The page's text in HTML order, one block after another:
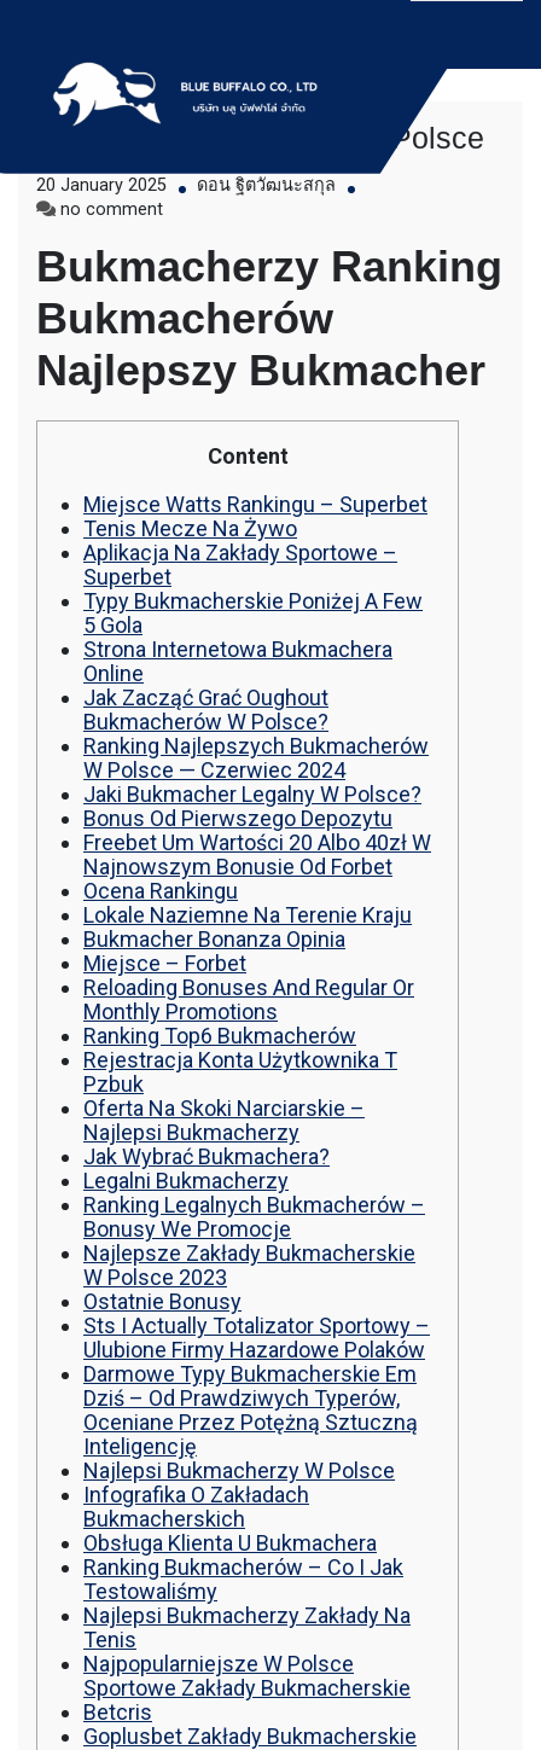
Bluebuffalo บลูบัฟฟา
โล่ ให้บริการเช่า
เครื่องจักร อย่างมือ
อาชีพ
บริการให้เช่าเครื่องจักร สำหรับใช้งานทั่วไป
โดยเครื่องจักรที่นำมาบริการเป็นเครื่องจักรรุ่น
ใหม่ ทันสมัย ทำงานรวดเร็ว ได้ผลงานที่คุ้มค่า
ถ่านหิน ตักกะลาปาร์ม ตักไม้สับ ตักวู๊ดชิป ตัก
แร่ ตักสินค้าต่างๆ ขนย้ายเครื่องจักร โดยรถ
เทลเลอร์ รถพื้นเรียบชานต่ำ (Low bed) ขนส่ง
สินค้า โดยรถพ่วงดั๊มพ์ จำหน่ายดิน หิน ทราย
รับเหมาถมที่ รถตัก CAT 950 รถตัก Komatsu
WA 380 WA 320 WA 200 รถตัก Hitachi ZW
120 แบ็คโฮ Kobelco SK 210 บูมยาว SK 200
ตักกะลาปาร์ม ตักไม้สับ ตักวู๊ดชิป ตักแร่ ตัก
สินค้าต่างๆ ขนย้ายเครื่องจักร โดยรถเทลเลอร์
รถพื้นเรียบชานต่ำ (Low bed) ขนส่งสินค้า โดย
รถพ่วงดั๊มพ์ จำหน่ายดิน หิน ทราย รับเหมาถม
ที่ รถตัก CAT 950 รถตัก Komatsu WA 380 WA
320 WA 200 รถตัก Hitachi ZW 220 ZW 180
แบ็คโฮ CAT 320 CAT 312 แบ็คโฮ Komatsu
PC 200 LC บูมยาว PC 200 PC 120 แบ็คโฮ
Kobelco SK 210 บูมยาว SK 200 SK 140
“najlepsi Bukmacherzy W Polsce
20 January 2025
ดอน ฐิตวัฒนะสกุล
no commenton
Bukmacherzy
W
Polsce
Bukmacherzy Ranking
Bukmacherów
Najlepszy Bukmacher
Content
Miejsce Watts Rankingu – Superbet
Tenis Mecze Na Żywo
Aplikacja Na Zakłady Sportowe –
Superbet
Typy Bukmacherskie Poniżej A Few
5 Gola
Strona Internetowa Bukmachera
Online
Jak Zacząć Grać Oughout
Bukmacherów W Polsce?
Ranking Najlepszych Bukmacherów
W Polsce — Czerwiec 2024
Jaki Bukmacher Legalny W Polsce?
Bonus Od Pierwszego Depozytu
Freebet Um Wartości 20 Albo 40zł W
Najnowszym Bonusie Od Forbet
Ocena Rankingu
Lokale Naziemne Na Terenie Kraju
Bukmacher Bonanza Opinia
Miejsce – Forbet
Reloading Bonuses And Regular Or
Monthly Promotions
Ranking Top6 Bukmacherów
Rejestracja Konta Użytkownika T
Pzbuk
Oferta Na Skoki Narciarskie –
Najlepsi Bukmacherzy
Jak Wybrać Bukmachera?
Legalni Bukmacherzy
Ranking Legalnych Bukmacherów –
Bonusy We Promocje
Najlepsze Zakłady Bukmacherskie
W Polsce 2023
Ostatnie Bonusy
Sts I Actually Totalizator Sportowy –
Ulubione Firmy Hazardowe Polaków
Darmowe Typy Bukmacherskie Em
Dziś – Od Prawdziwych Typerów,
Oceniane Przez Potężną Sztuczną
Inteligencję
Najlepsi Bukmacherzy W Polsce
Infografika O Zakładach
Bukmacherskich
Obsługa Klienta U Bukmachera
Ranking Bukmacherów – Co I Jak
Testowaliśmy
Najlepsi Bukmacherzy Zakłady Na
Tenis
Najpopularniejsze W Polsce
Sportowe Zakłady Bukmacherskie
Betcris
Goplusbet Zakłady Bukmacherskie